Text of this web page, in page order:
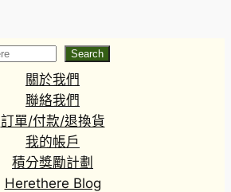
Search
關於我們
聯絡我們
訂單/付款/退換貨
我的帳戶
積分獎勵計劃
Herethere Blog